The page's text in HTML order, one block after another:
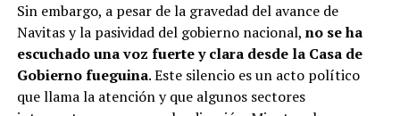
Sin embargo, a pesar de la gravedad del avance de
Navitas y la pasividad del gobierno nacional, no se ha
escuchado una voz fuerte y clara desde la Casa de
Gobierno fueguina. Este silencio es un acto político
que llama la atención y que algunos sectores